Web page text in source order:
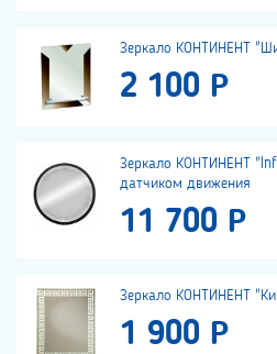
Зеркало КОНТИНЕНТ
2 100 Р
Зеркало КОНТИНЕНТ
датчиком движения
11 700 Р
Зеркало КОНТИНЕНТ
1 900 Р